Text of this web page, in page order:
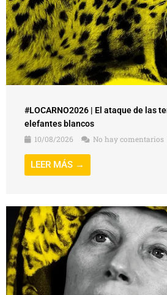
#LOCARNO2026 | El ataque de las
elefantes blancos
10/08/2026
No hay comentarios
LEER MÁS →